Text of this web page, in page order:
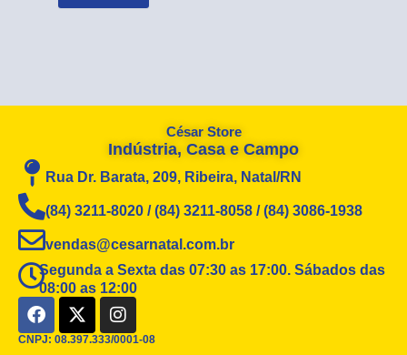
César Store
Indústria, Casa e Campo
Rua Dr. Barata, 209, Ribeira, Natal/RN
(84) 3211-8020 / (84) 3211-8058 / (84) 3086-1938
vendas@cesarnatal.com.br
Segunda a Sexta das 07:30 as 17:00. Sábados das
08:00 as 12:00
F
a
c
X
-
t
I
n
s
CNPJ: 08.397.333/0001-08